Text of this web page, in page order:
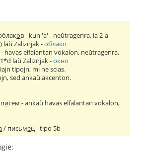
ов - kun 'а' - neŭtragenra, la 2-a
laŭ Zaliznjak -облако
havas elfalantan vokalon, neŭtragenra,
laŭ Zaliznjak -окно
tipojn, mi ne scias.
sed ankaŭ akcenton.
исем - ankaŭ havas elfalantan vokalon,
/ письмец - tipo 5b